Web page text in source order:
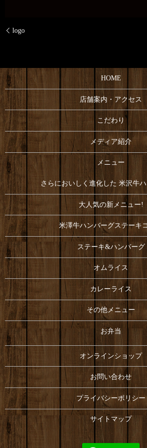
logo
HOME
店舗案内・アクセス
こだわり
メディア紹介
メニュー
さらにおいしく進化した 米沢牛
大人気の新メニュー!
米澤牛ハンバーグステーキ
ステーキ&ハンバーグ
オムライス
カレーライス
その他メニュー
お弁当
オンラインショップ
お問い合わせ
プライバシーポリシー
サイトマップ